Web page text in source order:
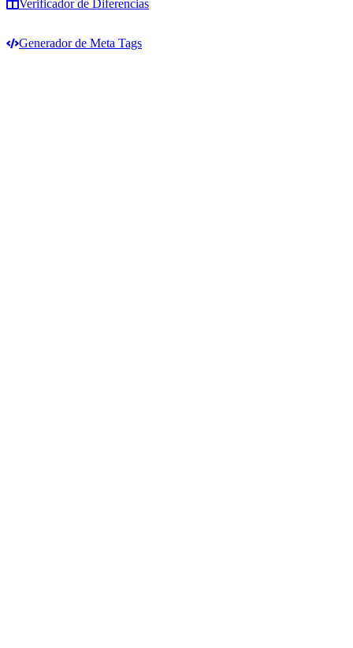
Verificador de Diferencias
Generador de Meta Tags